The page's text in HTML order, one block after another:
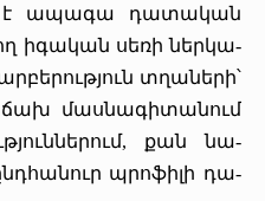
է ա­պա­գա դա­տա­կան
ի­գա­կան սե­ռի ներ­կա­
տղա­նե­րի՝
մաս­նա­գի­տա­նում
քան նա­
պրո­ֆի­լի դա­